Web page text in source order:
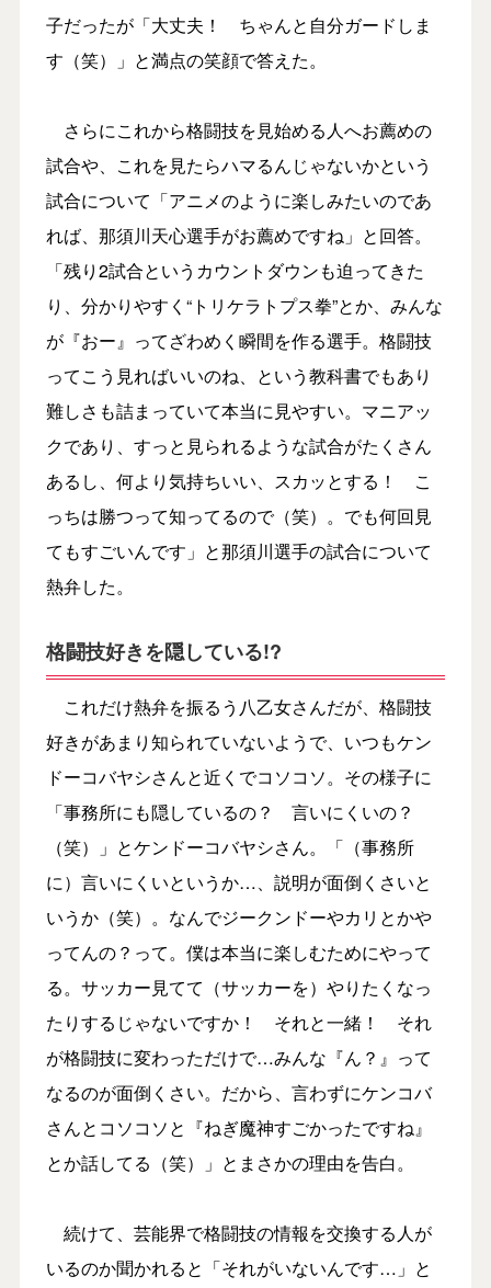
子だったが「大丈夫！ ちゃんと自分ガードしま
す（笑）」と満点の笑顔で答えた。
さらにこれから格闘技を見始める人へお薦めの
試合や、これを見たらハマるんじゃないかという
試合について「アニメのように楽しみたいのであ
れば、那須川天心選手がお薦めですね」と回答。
「残り2試合というカウントダウンも迫ってきた
り、分かりやすく“トリケラトプス拳”とか、みんな
が『おー』ってざわめく瞬間を作る選手。格闘技
ってこう見ればいいのね、という教科書でもあり
難しさも詰まっていて本当に見やすい。マニアッ
クであり、すっと見られるような試合がたくさん
あるし、何より気持ちいい、スカッとする！ こ
っちは勝つって知ってるので（笑）。でも何回見
てもすごいんです」と那須川選手の試合について
熱弁した。
格闘技好きを隠している!?
これだけ熱弁を振るう八乙女さんだが、格闘技
好きがあまり知られていないようで、いつもケン
ドーコバヤシさんと近くでコソコソ。その様子に
「事務所にも隠しているの？ 言いにくいの？
（笑）」とケンドーコバヤシさん。「（事務所
に）言いにくいというか…、説明が面倒くさいと
いうか（笑）。なんでジークンドーやカリとかや
ってんの？って。僕は本当に楽しむためにやって
る。サッカー見てて（サッカーを）やりたくなっ
たりするじゃないですか！ それと一緒！ それ
が格闘技に変わっただけで…みんな『ん？』って
なるのが面倒くさい。だから、言わずにケンコバ
さんとコソコソと『ねぎ魔神すごかったですね』
とか話してる（笑）」とまさかの理由を告白。
続けて、芸能界で格闘技の情報を交換する人が
いるのか聞かれると「それがいないんです…」と